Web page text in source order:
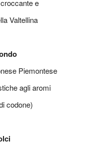
e
Valtellina
Piemontese
agli aromi
codone)